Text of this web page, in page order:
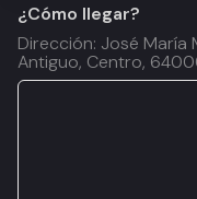
¿Cómo llegar?
Dirección: José María
Antiguo, Centro,